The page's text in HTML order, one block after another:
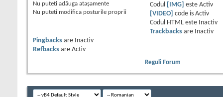
Nu puteţi adăuga ataşamente
Nu puteţi modifica posturile proprii
Codul
[IMG] este Activ
[VIDEO]
code is Activ
Codul HTML este
Inactiv
Trackbacksare
Inactiv
Pingbacks are
Inactiv
Refbacks are Activ
Reguli Forum